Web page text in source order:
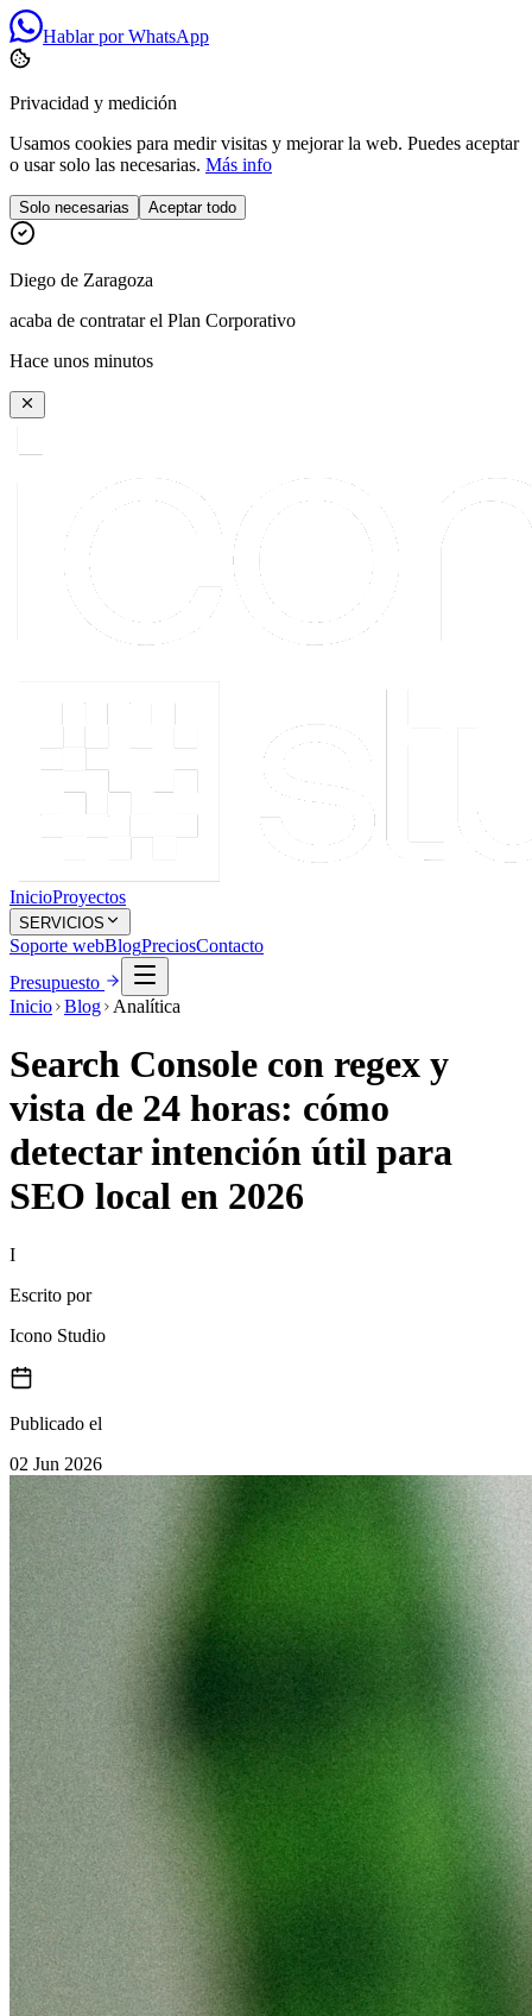
Hablar por WhatsApp
Privacidad y medición
Usamos cookies para medir visitas y mejorar la web. Puedes aceptar
o usar solo las necesarias. Más info
Solo necesarias Aceptar todo
Diego de Zaragoza
acaba de contratar el Plan Corporativo
Hace unos minutos
InicioProyectos
SERVICIOS
Soporte webBlogPreciosContacto
Presupuesto
Inicio Blog Analítica
Search Console con regex y
vista de 24 horas: cómo
detectar intención útil para
SEO local en 2026
I
Escrito por
Icono Studio
Publicado el
02 Jun 2026